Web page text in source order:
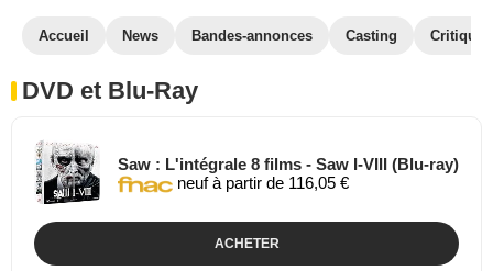
Accueil News Bandes-annonces Casting
DVD et Blu-Ray
Saw : L'intégrale 8 films - Saw I-VIII (Blu-ray)
neuf à partir de 116,05 €
ACHETER